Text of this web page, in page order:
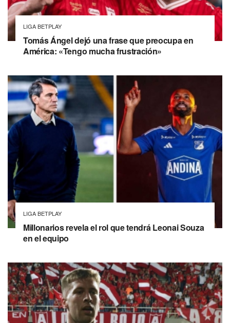
LIGA BETPLAY
Tomás Ángel dejó una frase que preocupa en
América: «Tengo mucha frustración»
LIGA BETPLAY
Millonarios revela el rol que tendrá Leonai Souza
en el equipo